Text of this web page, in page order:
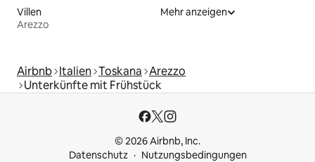
Villen
Arezzo
Mehr anzeigen
Airbnb Italien Toskana Arezzo
Unterkünfte mit Frühstück
© 2026 Airbnb, Inc.
Datenschutz
Nutzungsbedingungen